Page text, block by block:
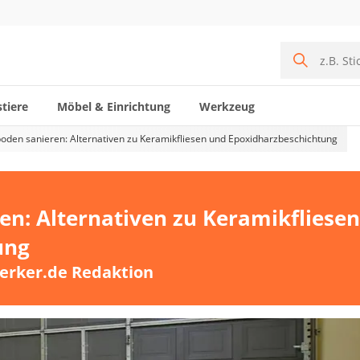
Möbel & Einrichtung Werkzeug
sanieren: Alternativen zu Keramikfliesen und Epoxidharzbeschichtung
Alternativen zu
Redaktion